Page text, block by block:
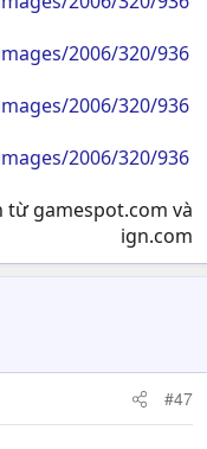
2006/320/936
2006/320/936
2006/320/936
gamespot.com và
ign.com​
#47